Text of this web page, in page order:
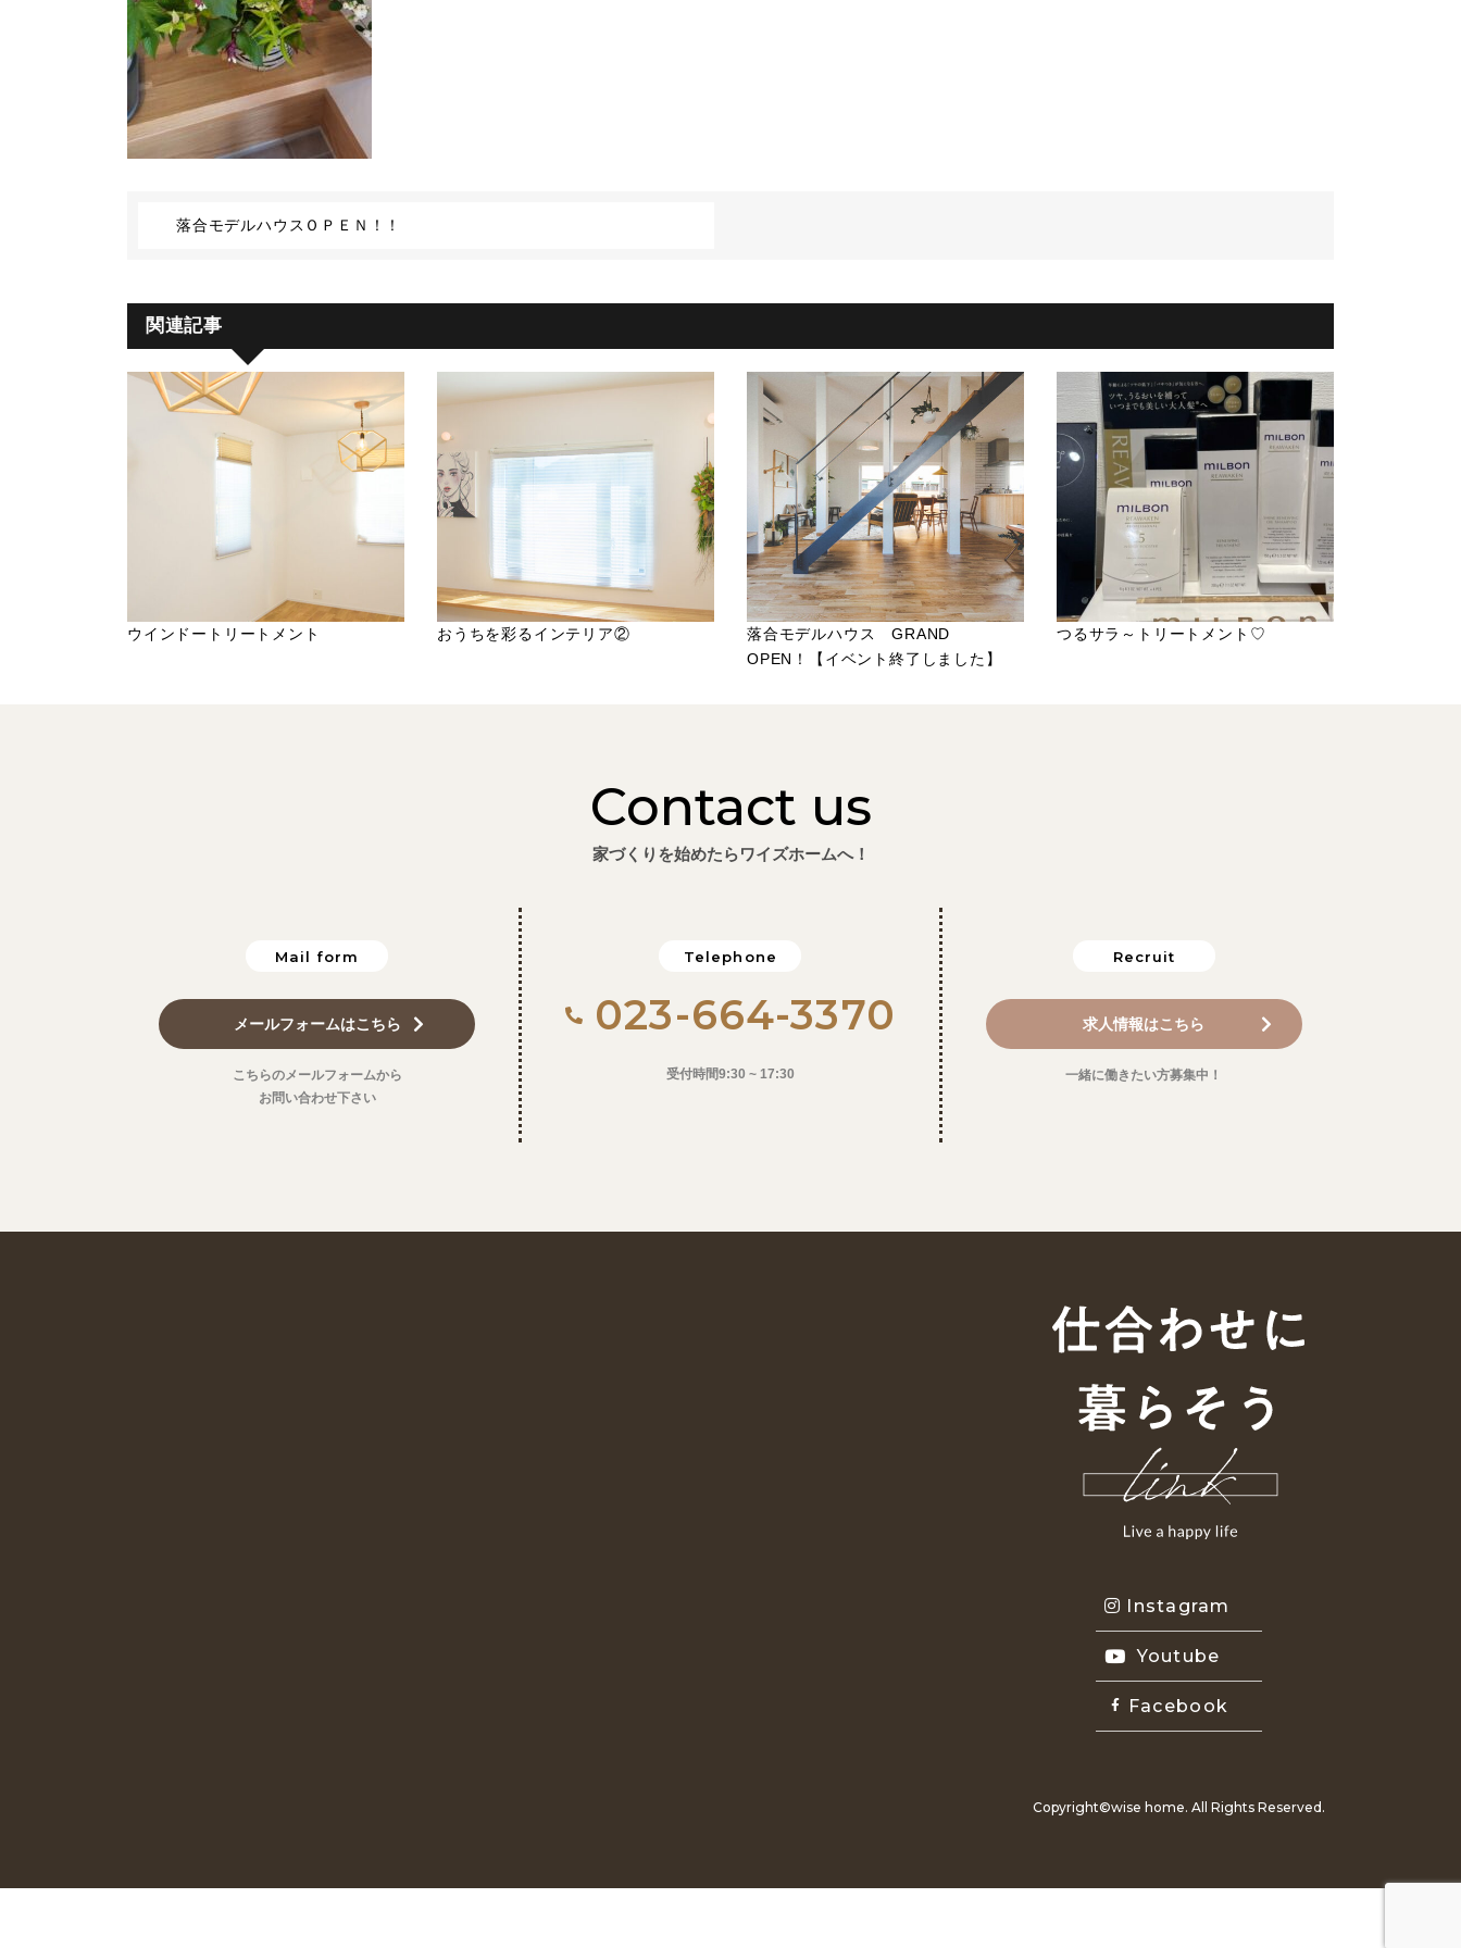
落合モデルハウスＯＰＥＮ！！
関連記事
ウインドートリートメント おうちを彩るインテリア②
落合モデルハウス GRAND
OPEN！【イベント終了しました】
つるサラ～トリートメント♡
Contact us
家づくりを始めたらワイズホームへ！
Mail form
メールフォームはこちら
こちらのメールフォームから
お問い合わせ下さい
Telephone
023-664-3370
受付時間9:30 ~ 17:30
Recruit
求人情報はこちら
一緒に働きたい方募集中！
Instagram
Youtube
Facebook
Copyright©wise home. All Rights Reserved.